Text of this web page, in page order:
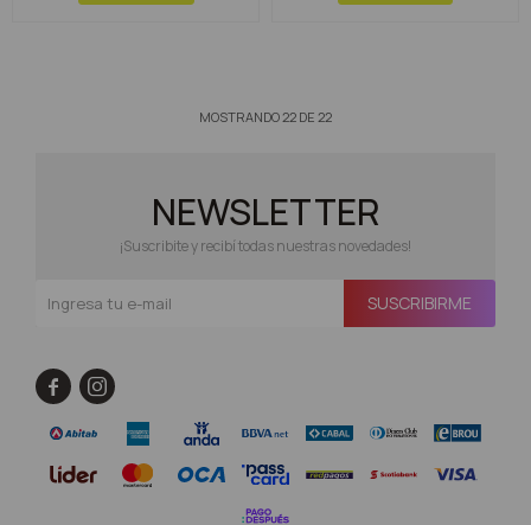
MOSTRANDO 22 DE 22
NEWSLETTER
¡Suscribite y recibí todas nuestras novedades!
SUSCRIBIRME
 